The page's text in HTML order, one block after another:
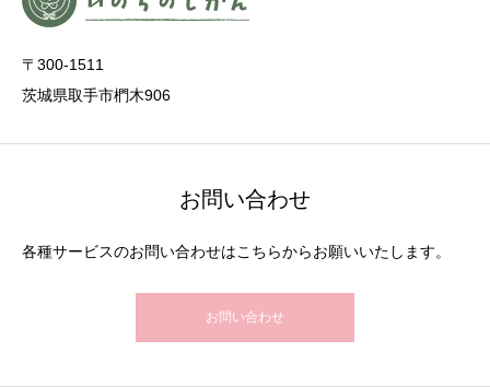
〒300-1511
茨城県取手市椚木906
お問い合わせ
各種サービスのお問い合わせはこちらからお願いいたします。
お問い合わせ